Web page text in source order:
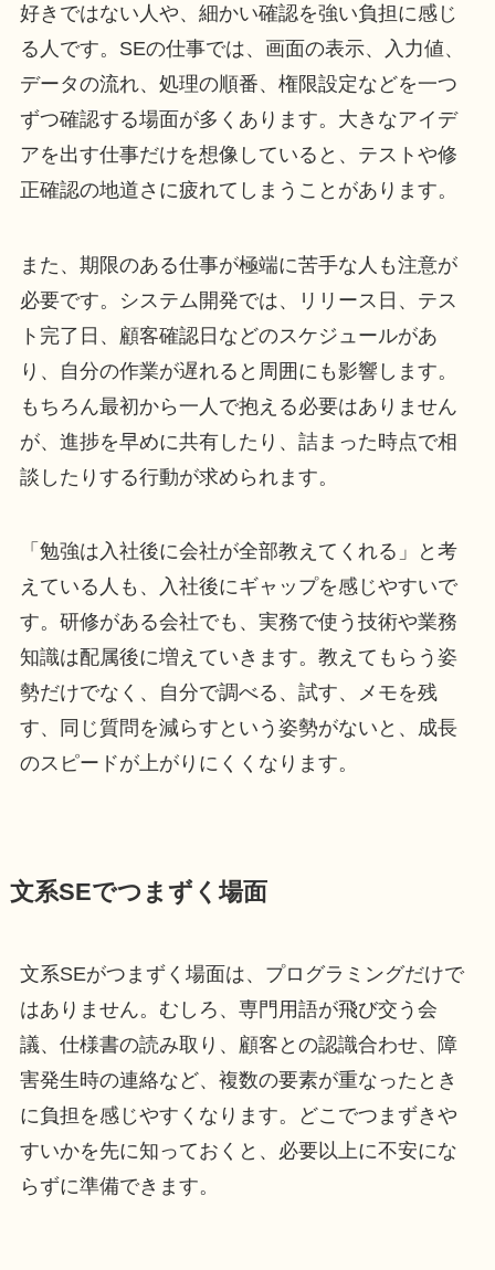
好きではない人や、細かい確認を強い負担に感じ
る人です。SEの仕事では、画面の表示、入力値、
データの流れ、処理の順番、権限設定などを一つ
ずつ確認する場面が多くあります。大きなアイデ
アを出す仕事だけを想像していると、テストや修
正確認の地道さに疲れてしまうことがあります。
また、期限のある仕事が極端に苦手な人も注意が
必要です。システム開発では、リリース日、テス
ト完了日、顧客確認日などのスケジュールがあ
り、自分の作業が遅れると周囲にも影響します。
もちろん最初から一人で抱える必要はありません
が、進捗を早めに共有したり、詰まった時点で相
談したりする行動が求められます。
「勉強は入社後に会社が全部教えてくれる」と考
えている人も、入社後にギャップを感じやすいで
す。研修がある会社でも、実務で使う技術や業務
知識は配属後に増えていきます。教えてもらう姿
勢だけでなく、自分で調べる、試す、メモを残
す、同じ質問を減らすという姿勢がないと、成長
のスピードが上がりにくくなります。
文系SEでつまずく場面
文系SEがつまずく場面は、プログラミングだけで
はありません。むしろ、専門用語が飛び交う会
議、仕様書の読み取り、顧客との認識合わせ、障
害発生時の連絡など、複数の要素が重なったとき
に負担を感じやすくなります。どこでつまずきや
すいかを先に知っておくと、必要以上に不安にな
らずに準備できます。